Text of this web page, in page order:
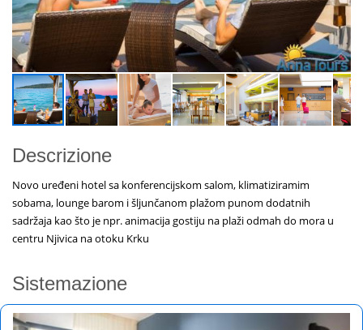
Descrizione
Novo uređeni hotel sa konferencijskom salom, klimatiziramim
sobama, lounge barom i šljunčanom plažom punom dodatnih
sadržaja kao što je npr. animacija gostiju na plaži odmah do mora u
centru Njivica na otoku Krku
Sistemazione